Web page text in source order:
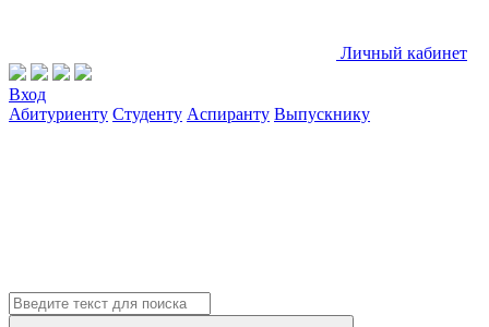
Личный кабинет
Вход
Абитуриенту Студенту Аспиранту Выпускнику